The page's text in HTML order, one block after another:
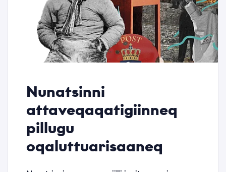
Whistleblowerimik aaqqissuussineq
Nunatsinni
attaveqaqatigiinneq
pillugu
oqaluttuarisaaneq